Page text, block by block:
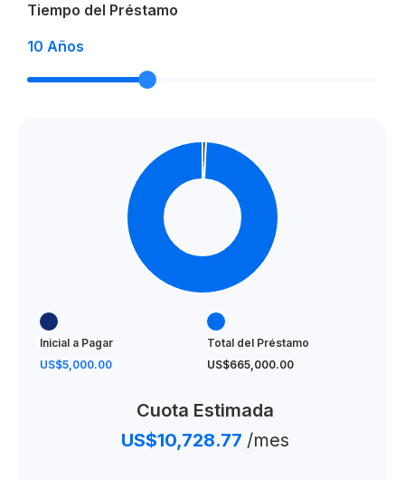
Tiempo del Préstamo
10 Años
Inicial a Pagar
US$5,000.00
Total del Préstamo
US$665,000.00
Cuota Estimada
US$10,728.77 /mes